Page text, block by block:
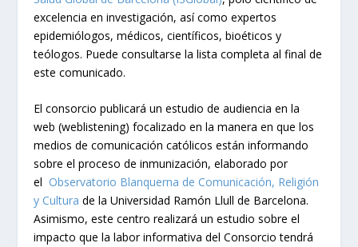
excelencia en investigación, así como expertos
epidemiólogos, médicos, científicos, bioéticos y
teólogos. Puede consultarse la lista completa al final de
este comunicado.
El consorcio publicará un estudio de audiencia en la
web (weblistening) focalizado en la manera en que los
medios de comunicación católicos están informando
sobre el proceso de inmunización, elaborado por
elObservatorio Blanquerna de Comunicación, Religión
y Cultura de la Universidad Ramón Llull de Barcelona.
Asimismo, este centro realizará un estudio sobre el
impacto que la labor informativa del Consorcio tendrá